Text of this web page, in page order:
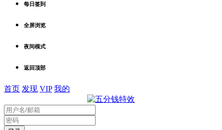
每日签到
全屏浏览
夜间模式
返回顶部
首页 发现 VIP 我的